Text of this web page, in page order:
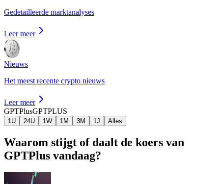
Gedetailleerde marktanalyses
Leer meer
Nieuws
Het meest recente crypto nieuws
Leer meer
GPTPlusGPTPLUS
1U 24U 1W 1M 3M 1J Alles
Waarom stijgt of daalt de koers van
GPTPlus vandaag?